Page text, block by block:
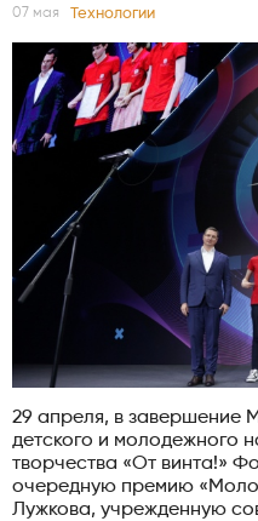
07 мая Технологии
29 апреля, в завершение
детского и молодежного
творчества «От винта!»
очередную премию
Лужкова, учрежденную